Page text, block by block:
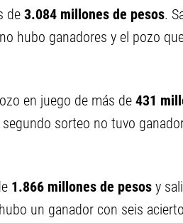
de 3.084 millones de pesos.
hubo ganadores y el pozo
en juego de más de 431
segundo sorteo no tuvo
1.866 millones de pesos y
un ganador con seis